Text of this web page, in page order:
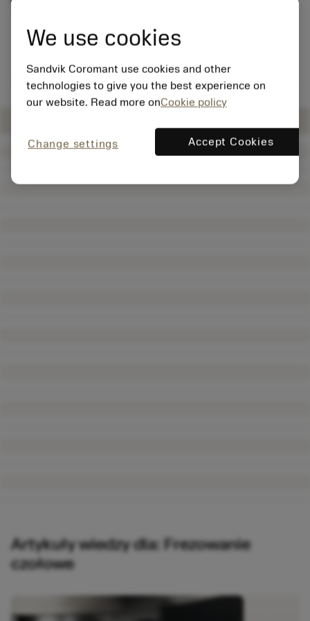
Artykuły wiedzy dla: Frezowanie
czołowe
We use cookies
Sandvik Coromant use cookies and other
technologies to give you the best experience on
our website. Read more onCookie policy
Change settings Accept Cookies